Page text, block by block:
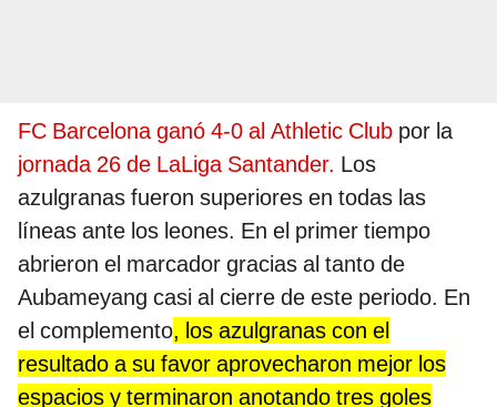
FC Barcelona ganó 4-0 al Athletic Club por la
jornada 26 de LaLiga Santander. Los
azulgranas fueron superiores en todas las
líneas ante los leones. En el primer tiempo
abrieron el marcador gracias al tanto de
Aubameyang casi al cierre de este periodo. En
el complemento, los azulgranas con el
resultado a su favor aprovecharon mejor los
espacios y terminaron anotando tres goles